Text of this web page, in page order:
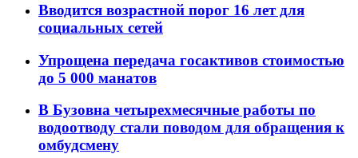
Вводится возрастной порог 16 лет для
социальных сетей
Упрощена передача госактивов стоимостью
до 5 000 манатов
В Бузовна четырехмесячные работы по
водоотводу стали поводом для обращения к
омбудсмену